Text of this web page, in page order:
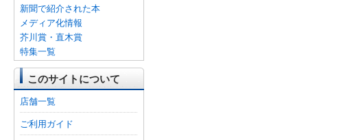
新聞で紹介された本
メディア化情報
芥川賞・直木賞
特集一覧
このサイトについて
店舗一覧
ご利用ガイド